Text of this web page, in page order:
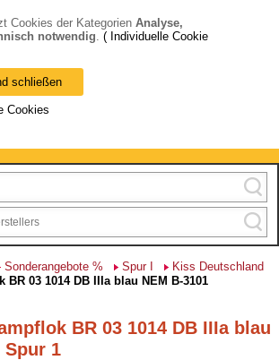
machen Betriebsferien, vom 03. bis 28.
geschlossen.
Sonderangebote % Spur I
Kiss Deutschland
BR 03 1014 DB IIIa blau NEM B-3101
BR 03 1014 DB IIIa blau
Spur 1
Cookies der Kategorien Analyse,
notwendig. ( Individuelle Cookie
schließen
Cookies